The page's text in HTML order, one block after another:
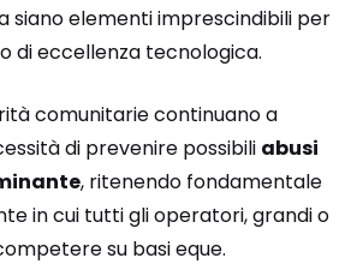
siano elementi imprescindibili per
di eccellenza tecnologica.
comunitarie continuano a
di prevenire possibili abusi
, ritenendo fondamentale
in cui tutti gli operatori, grandi o
su basi eque.